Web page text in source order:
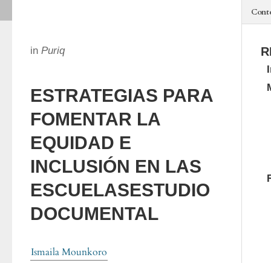
in Puriq
ESTRATEGIAS PARA
FOMENTAR LA
EQUIDAD E
INCLUSIÓN EN LAS
ESCUELASESTUDIO
DOCUMENTAL
Ismaila Mounkoro